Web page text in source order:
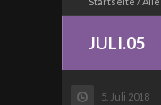
JULI.05
5. Juli 2018